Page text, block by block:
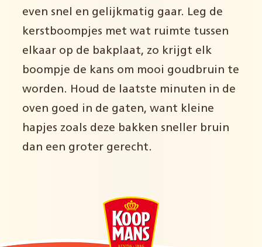
even snel en gelijkmatig gaar. Leg de
kerstboompjes met wat ruimte tussen
elkaar op de bakplaat, zo krijgt elk
boompje de kans om mooi goudbruin te
worden. Houd de laatste minuten in de
oven goed in de gaten, want kleine
hapjes zoals deze bakken sneller bruin
dan een groter gerecht.